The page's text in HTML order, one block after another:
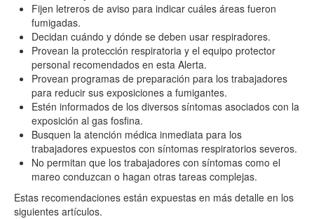
Fijen letreros de aviso para indicar cuáles áreas fueron
fumigadas.
Decidan cuándo y dónde se deben usar respiradores.
Provean la protección respiratoria y el equipo protector
personal recomendados en esta Alerta.
Provean programas de preparación para los trabajadores
para reducir sus exposiciones a fumigantes.
Estén informados de los diversos síntomas asociados con la
exposición al gas fosfina.
Busquen la atención médica inmediata para los
trabajadores expuestos con síntomas respiratorios severos.
No permitan que los trabajadores con síntomas como el
mareo conduzcan o hagan otras tareas complejas.
Estas recomendaciones están expuestas en más detalle en los
siguientes artículos.